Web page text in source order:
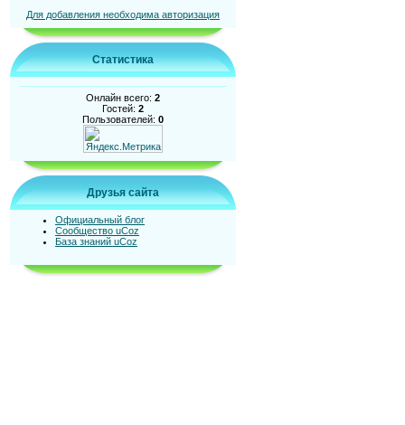
Для добавления необходима авторизация
Статистика
Онлайн всего: 2
Гостей: 2
Пользователей: 0
Друзья сайта
Официальный блог
Сообщество uCoz
База знаний uCoz